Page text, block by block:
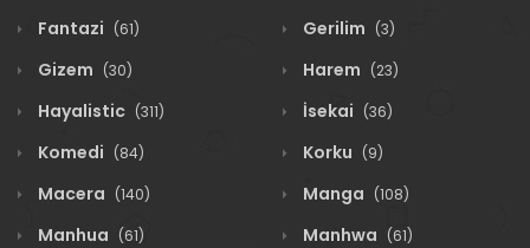
Fantazi (61) Gerilim (3)
Gizem (30) Harem (23)
Hayalistic (311) İsekai (36)
Komedi (84) Korku (9)
Macera (140) Manga (108)
Manhua (61) Manhwa (61)